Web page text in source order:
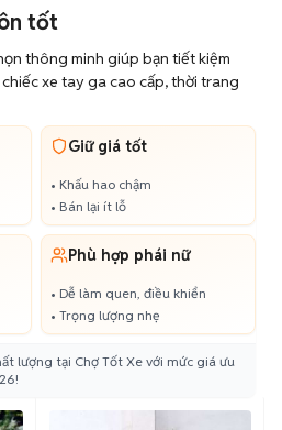
tốt
thông minh giúp bạn tiết kiệm
xe tay ga cao cấp, thời trang
Giữ giá tốt
• Khấu hao chậm
• Bán lại ít lỗ
Phù hợp phái nữ
• Dễ làm quen, điều khiển
• Trọng lượng nhẹ
lượng tại Chợ Tốt Xe với mức giá ưu